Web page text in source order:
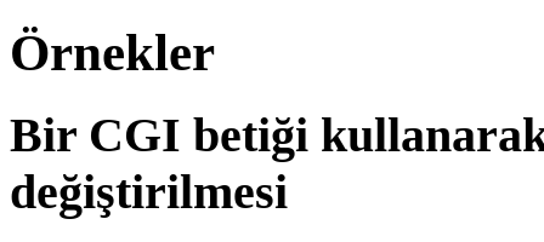
Örnekler
Bir CGI betiği
değiştirilmesi